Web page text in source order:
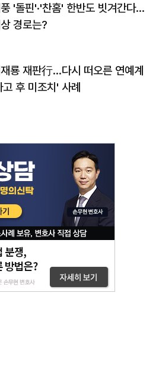
'돌핀'·'찬홈' 한반도 빗겨간다…
경로는?
룡 재판行…다시 떠오른 연예계
고 후 미조치' 사례